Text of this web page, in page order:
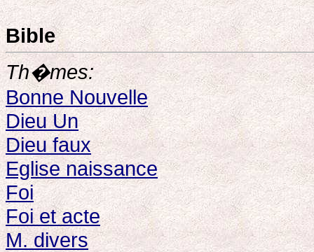
Bible
Th�mes:
Bonne Nouvelle
Dieu Un
Dieu faux
Eglise naissance
Foi
Foi et acte
M. divers